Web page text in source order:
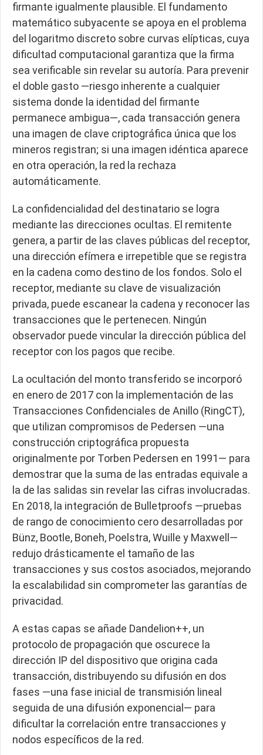
firmante igualmente plausible. El fundamento
matemático subyacente se apoya en el problema
del logaritmo discreto sobre curvas elípticas, cuya
dificultad computacional garantiza que la firma
sea verificable sin revelar su autoría. Para prevenir
el doble gasto —riesgo inherente a cualquier
sistema donde la identidad del firmante
permanece ambigua—, cada transacción genera
una imagen de clave criptográfica única que los
mineros registran; si una imagen idéntica aparece
en otra operación, la red la rechaza
automáticamente.
La confidencialidad del destinatario se logra
mediante las direcciones ocultas. El remitente
genera, a partir de las claves públicas del receptor,
una dirección efímera e irrepetible que se registra
en la cadena como destino de los fondos. Solo el
receptor, mediante su clave de visualización
privada, puede escanear la cadena y reconocer las
transacciones que le pertenecen. Ningún
observador puede vincular la dirección pública del
receptor con los pagos que recibe.
La ocultación del monto transferido se incorporó
en enero de 2017 con la implementación de las
Transacciones Confidenciales de Anillo (RingCT),
que utilizan compromisos de Pedersen —una
construcción criptográfica propuesta
originalmente por Torben Pedersen en 1991— para
demostrar que la suma de las entradas equivale a
la de las salidas sin revelar las cifras involucradas.
En 2018, la integración de Bulletproofs —pruebas
de rango de conocimiento cero desarrolladas por
Bünz, Bootle, Boneh, Poelstra, Wuille y Maxwell—
redujo drásticamente el tamaño de las
transacciones y sus costos asociados, mejorando
la escalabilidad sin comprometer las garantías de
privacidad.
A estas capas se añade Dandelion++, un
protocolo de propagación que oscurece la
dirección IP del dispositivo que origina cada
transacción, distribuyendo su difusión en dos
fases —una fase inicial de transmisión lineal
seguida de una difusión exponencial— para
dificultar la correlación entre transacciones y
nodos específicos de la red.